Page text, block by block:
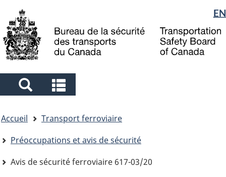
to
main
to
"About
government"
à
la
Sélection
de
la
langue
EN
Search
and
menus
and
menus
êtes
ici
Accueil
Transport ferroviaire
Préoccupations et avis de sécurité
Avis de sécurité ferroviaire 617-03/20